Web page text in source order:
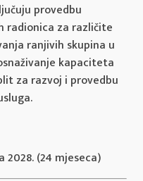
provedbu
radionica za različite
ranjivih skupina u
kapaciteta
za razvoj i provedbu
2028. (24 mjeseca)